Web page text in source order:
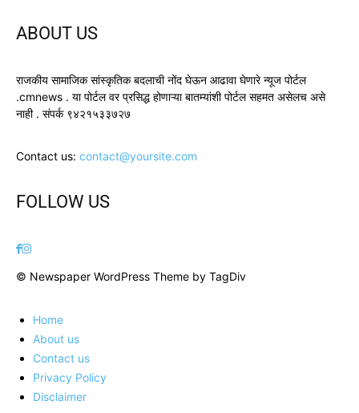
ABOUT US
राजकीय सामाजिक सांस्कृतिक बदलाची नोंद घेऊन आढावा घेणारे न्यूज पोर्टल
.cmnews . या पोर्टल वर प्रसिद्ध होणाऱ्या बातम्यांशी पोर्टल सहमत असेलच असे
नाही . संपर्क ९४२१५३३७२७
Contact us: contact@yoursite.com
FOLLOW US
© Newspaper WordPress Theme by TagDiv
Home
About us
Contact us
Privacy Policy
Disclaimer